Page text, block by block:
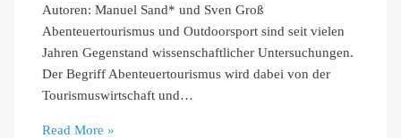
Autoren: Manuel Sand* und Sven Groß
Abenteuertourismus und Outdoorsport sind seit vielen
Jahren Gegenstand wissenschaftlicher Untersuchungen.
Der Begriff Abenteuertourismus wird dabei von der
Tourismuswirtschaft und…
Read More »